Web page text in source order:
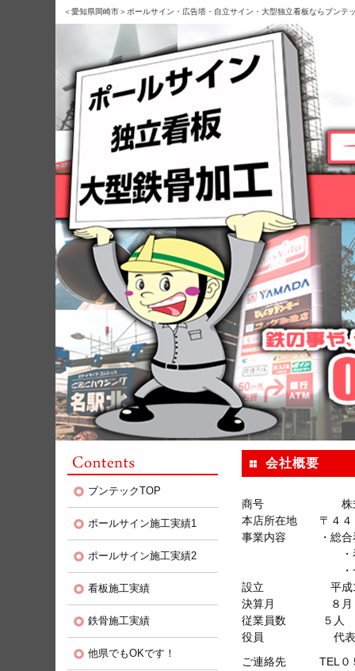
＜愛知県岡崎市＞ポールサイン・広告塔・自立サイン・大型独立看板ならブンテ
ブンテックTOP
ポールサイン施工実績1
ポールサイン施工実績2
看板施工実績
鉄骨施工実績
他県でもOKです！
会社概要
商号 株式会
本店所在地 〒４４
事業内容 ・総合
・看板資材販
・一般製缶、
設立 平成19年
決算月 ８月
従業員数 ５人
役員 代表取
ご連絡先 TEL０５